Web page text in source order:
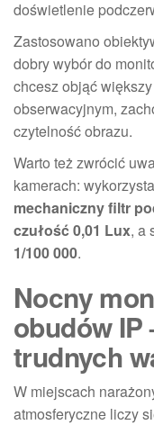
doświetlenie
Zastosowano
dobry wybór do
chcesz objąć
obserwacyjnym,
czytelność obrazu.
Warto też zwrócić
kamerach:
mechaniczny filtr
czułość 0,01 Lux, a
1/100 000.
Nocny
obudów IP
trudnych
W miejscach
atmosferyczne liczy